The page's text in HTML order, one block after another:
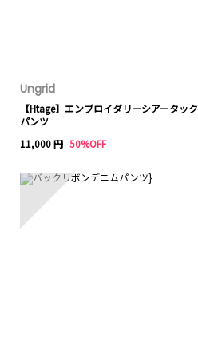
Ungrid
【Htage】エンブロイダリーシアータック
パンツ
11,000 円 50%OFF